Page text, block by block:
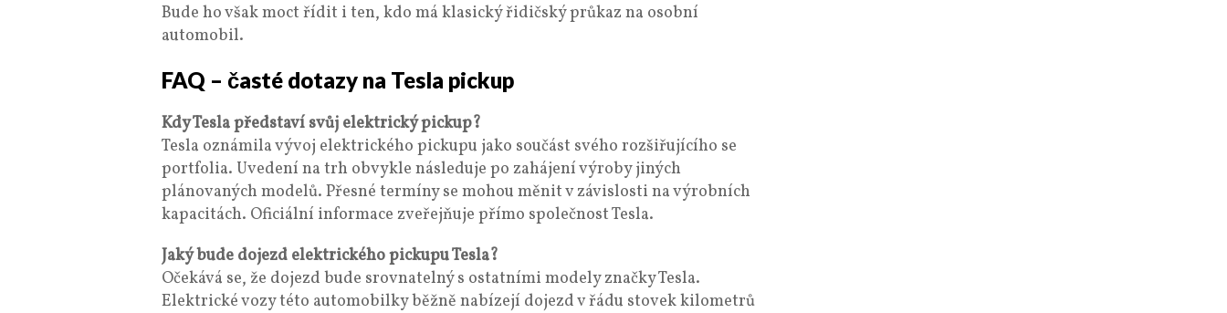
Bude ho však moct řídit i ten, kdo má klasický řidičský průkaz na osobní
automobil.
FAQ – časté dotazy na Tesla pickup
Kdy Tesla představí svůj elektrický pickup?
Tesla oznámila vývoj elektrického pickupu jako součást svého rozšiřujícího se
portfolia. Uvedení na trh obvykle následuje po zahájení výroby jiných
plánovaných modelů. Přesné termíny se mohou měnit v závislosti na výrobních
kapacitách. Oficiální informace zveřejňuje přímo společnost Tesla.
Jaký bude dojezd elektrického pickupu Tesla?
Očekává se, že dojezd bude srovnatelný s ostatními modely značky Tesla.
Elektrické vozy této automobilky běžně nabízejí dojezd v řádu stovek kilometrů